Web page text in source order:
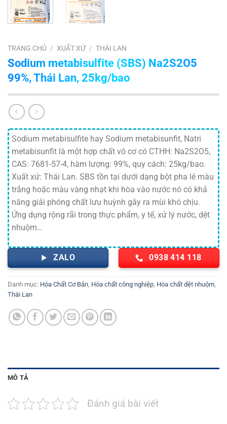
TRANG CHỦ / XUẤT XỨ / THÁI LAN
Sodium metabisulfite (SBS) Na2S2O5
99%, Thái Lan, 25kg/bao
Sodium metabisulfite hay Sodium metabisunfit, Natri
metabisunfit là một hợp chất vô cơ có CTHH: Na2S2O5,
CAS: 7681-57-4, hàm lượng: 99%, quy cách: 25kg/bao.
Xuất xứ: Thái Lan. SBS tồn tại dưới dạng bột pha lê màu
trắng hoặc màu vàng nhạt khi hòa vào nước nó có khả
năng giải phóng chất lưu huỳnh gây ra mùi khó chịu.
Ứng dụng rộng rãi trong thực phẩm, y tế, xử lý nước, dệt
nhuộm…
ZALO 0938 414 118
Danh mục: Hóa Chất Cơ Bản Hóa chất công nghiệp Hóa chất dệt nhuộm
Thái Lan
MÔ TẢ
Đánh giá bài viết